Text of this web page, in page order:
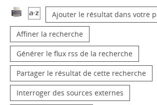
Ajouter le résultat dans votre
Affiner la recherche
Générer le flux rss de la recherche
Partager le résultat de cette recherche
Interroger des sources externes